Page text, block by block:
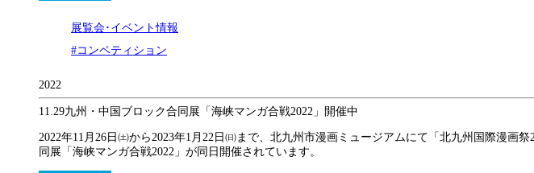
展覧会･イベント情報
#コンペティション
2022
11.29九州・中国ブロック合同展「海峡マンガ合戦2022」開催中
2022年11月26日㈯から2023年1月22日㈰まで、北九州市漫画ミュージアムにて「北九州国際漫
同展「海峡マンガ合戦2022」が同日開催されています。